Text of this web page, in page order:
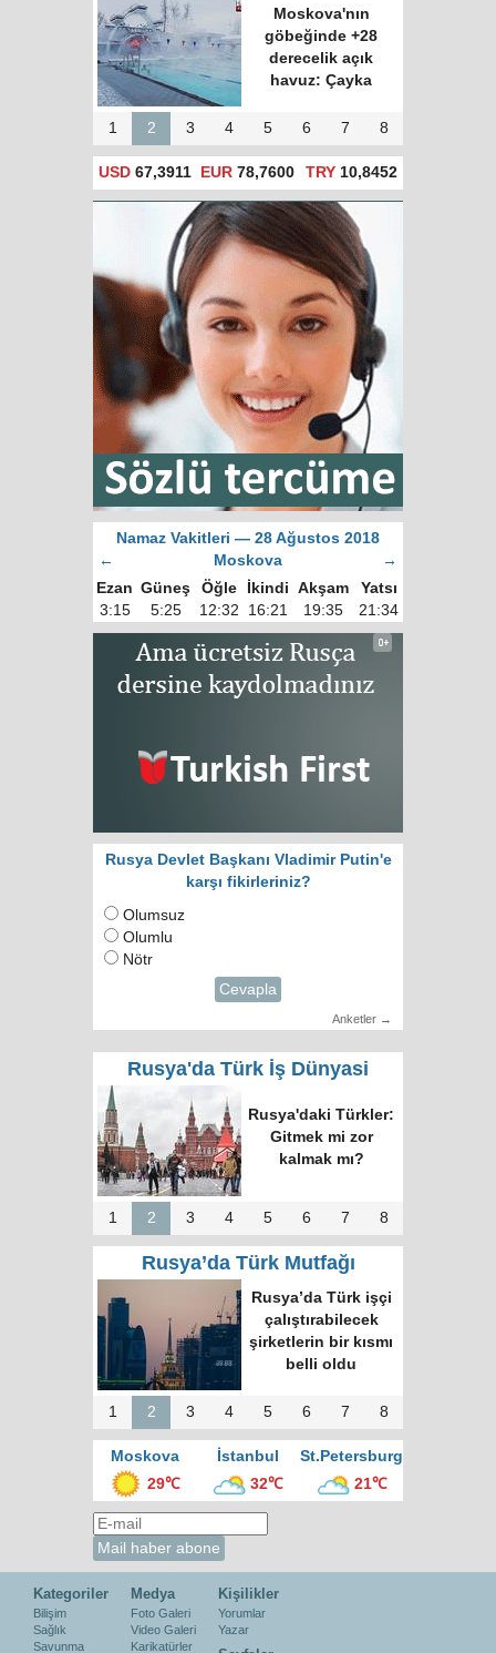
Moskova'nın
göbeğinde +28
derecelik açık
havuz: Çayka
1 2 3 4 5 6 7 8
USD67,3911 EUR 78,7600 TRY10,8452
Namaz Vakitleri — 28 Ağustos 2018
←
Moskova
→
Ezan Güneş Öğle İkindi Akşam
Yatsı
3:15
5:25 12:32 16:21 19:35 21:34
Rusya Devlet Başkanı Vladimir Putin'e
karşı fikirleriniz?
Olumsuz
Olumlu
Nötr
Cevapla
Anketler →
Rusya'da Türk İş Dünyasi
Rusya'daki Türkler:
Gitmek mi zor
kalmak mı?
1 2 3 4 5 6 7 8
Rusya’da Türk Mutfağı
Rusya’da Türk işçi
çalıştırabilecek
şirketlerin bir kısmı
belli oldu
1 2 3 4 5 6 7 8
Moskova İstanbul
St.Petersburg
29℃
32℃ 21℃
Kategoriler
Bilişim
Sağlık
Savunma
Medya
Foto Galeri
Video Galeri
Karikatürler
Kişilikler
Yorumlar
Yazar